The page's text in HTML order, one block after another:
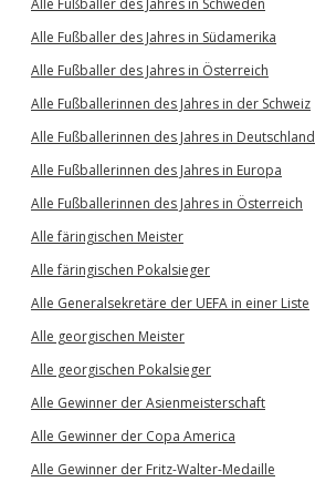
Alle Fußballer des Jahres in Schweden
Alle Fußballer des Jahres in Südamerika
Alle Fußballer des Jahres in Österreich
Alle Fußballerinnen des Jahres in der Schweiz
Alle Fußballerinnen des Jahres in Deutschland
Alle Fußballerinnen des Jahres in Europa
Alle Fußballerinnen des Jahres in Österreich
Alle färingischen Meister
Alle färingischen Pokalsieger
Alle Generalsekretäre der UEFA in einer Liste
Alle georgischen Meister
Alle georgischen Pokalsieger
Alle Gewinner der Asienmeisterschaft
Alle Gewinner der Copa America
Alle Gewinner der Fritz-Walter-Medaille